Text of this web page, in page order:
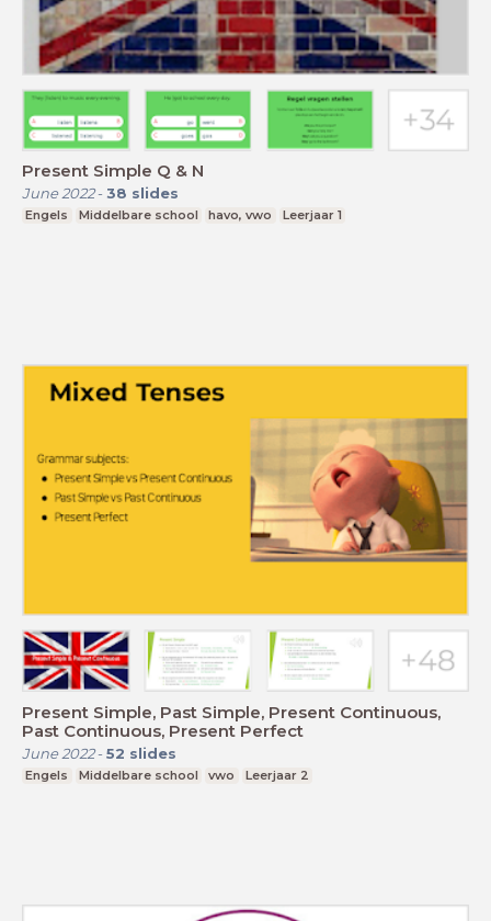
Present Simple Q & N
June 2022- 38 slides
Engels Middelbare school havo, vwo Leerjaar 1
Present Simple, Past Simple, Present Continuous,
Past Continuous, Present Perfect
June 2022- 52 slides
Engels Middelbare school vwo Leerjaar 2